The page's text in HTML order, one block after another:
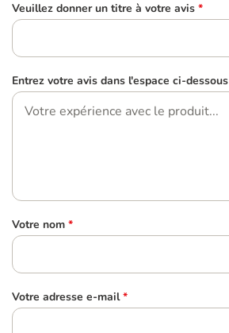
Veuillez donner un titre à votre avis *
Entrez votre avis dans l'espace ci-dessous
Votre nom *
Votre adresse e-mail *